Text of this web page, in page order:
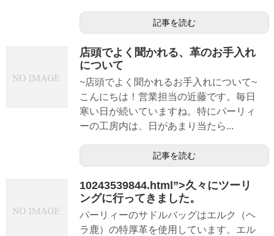
記事を読む
店頭でよく聞かれる、革のお手入れ
について
~店頭でよく聞かれるお手入れについて~
こんにちは！営業担当の近藤です。毎日
寒い日が続いていますね。特にパーリィ
ーの工房内は、日があまり当たら...
記事を読む
10243539844.html”>久々にツーリ
ングに行ってきました。
パーリィーのサドルバッグはエルク（ヘ
ラ鹿）の特厚革を使用しています。エル